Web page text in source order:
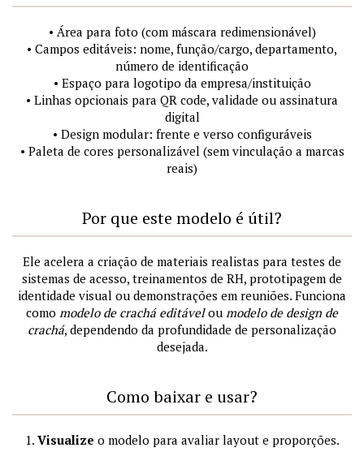
• Área para foto (com máscara redimensionável)
• Campos editáveis: nome, função/cargo, departamento,
número de identificação
• Espaço para logotipo da empresa/instituição
• Linhas opcionais para QR code, validade ou assinatura
digital
• Design modular: frente e verso configuráveis
• Paleta de cores personalizável (sem vinculação a marcas
reais)
Por que este modelo é útil?
Ele acelera a criação de materiais realistas para testes de
sistemas de acesso, treinamentos de RH, prototipagem de
identidade visual ou demonstrações em reuniões. Funciona
como modelo de crachá editávelou modelo de design de
crachá, dependendo da profundidade de personalização
desejada.
Como baixar e usar?
1. Visualize o modelo para avaliar layout e proporções.